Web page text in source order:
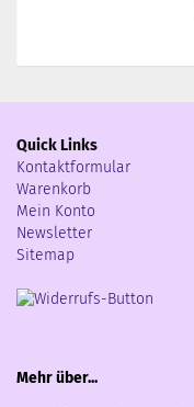
Quick Links
Kontaktformular
Warenkorb
Mein Konto
Newsletter
Sitemap
Mehr über...